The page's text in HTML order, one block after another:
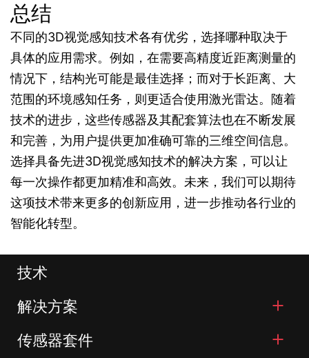
总结
不同的3D视觉感知技术各有优劣，选择哪种取决于
具体的应用需求。例如，在需要高精度近距离测量的
情况下，结构光可能是最佳选择；而对于长距离、大
范围的环境感知任务，则更适合使用激光雷达。随着
技术的进步，这些传感器及其配套算法也在不断发展
和完善，为用户提供更加准确可靠的三维空间信息。
选择具备先进3D视觉感知技术的解决方案，可以让
每一次操作都更加精准和高效。未来，我们可以期待
这项技术带来更多的创新应用，进一步推动各行业的
智能化转型。
技术
解决方案
传感器套件